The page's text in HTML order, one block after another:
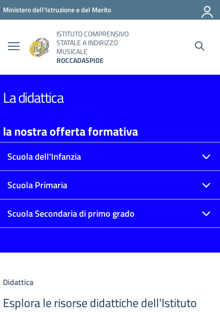
Vai ai contenuti
Vai al menu di navigazione
Vai al footer
Ministero dell'Istruzione e del Merito
ISTITUTO COMPRENSIVO
STATALE A INDIRIZZO
MUSICALE
ROCCADASPIDE
La didattica
la nostra offerta formativa
Scuola dell'Infanzia
Scuola Primaria
Scuola Secondaria di primo grado
Didattica
Esplora le risorse didattiche dell'Istituto